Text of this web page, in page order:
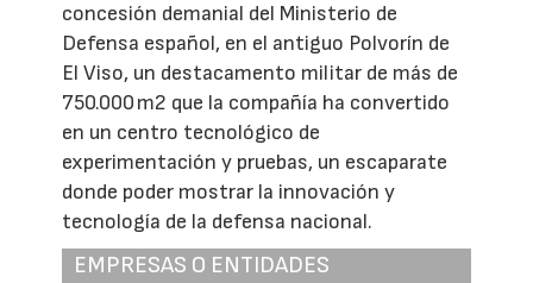
concesión demanial del Ministerio de
Defensa español, en el antiguo Polvorín de
El Viso, un destacamento militar de más de
750.000 m2 que la compañía ha convertido
en un centro tecnológico de
experimentación y pruebas, un escaparate
donde poder mostrar la innovación y
tecnología de la defensa nacional.
EMPRESAS O ENTIDADES